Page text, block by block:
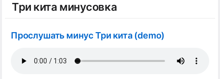
Три кита минусовка
Прослушать минус Три кита (demo)